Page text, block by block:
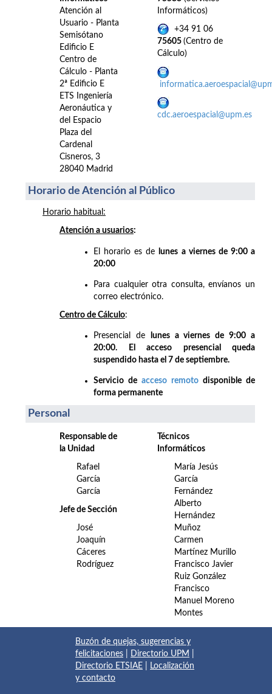
Atención al
Usuario - Planta
Semisótano
Edificio E
Centro de
Cálculo - Planta
2ª Edificio E
ETS Ingeniería
Aeronáutica y
del Espacio
Plaza del
Cardenal
Cisneros, 3
28040 Madrid
Informáticos)
+34 91 06
75605 (Centro de
Cálculo)
cdc.aeroespacial@upm.es
Horario de Atención al Público
Horario habitual:
Atención a usuarios:
El horario es de
lunes a viernes de 9:00 a
20:00
Para cualquier otra consulta, envíanos un
correo electrónico.
Centro de Cálculo:
Presencial de
lunes a viernes de 9:00 a
20:00. El acceso presencial queda
suspendido hasta el 7 de septiembre.
Servicio de acceso remoto disponible de
forma permanente
Personal
Responsable de
la Unidad
Rafael
García
García
Jefe de Sección
José
Joaquín
Cáceres
Rodríguez
Técnicos
Informáticos
María Jesús
García
Fernández
Alberto
Hernández
Muñoz
Carmen
Martínez Murillo
Francisco Javier
Ruiz González
Francisco
Manuel Moreno
Montes
Buzón de quejas, sugerencias y
felicitaciones
Directorio UPM
Directorio ETSIAE
Localización
y contacto